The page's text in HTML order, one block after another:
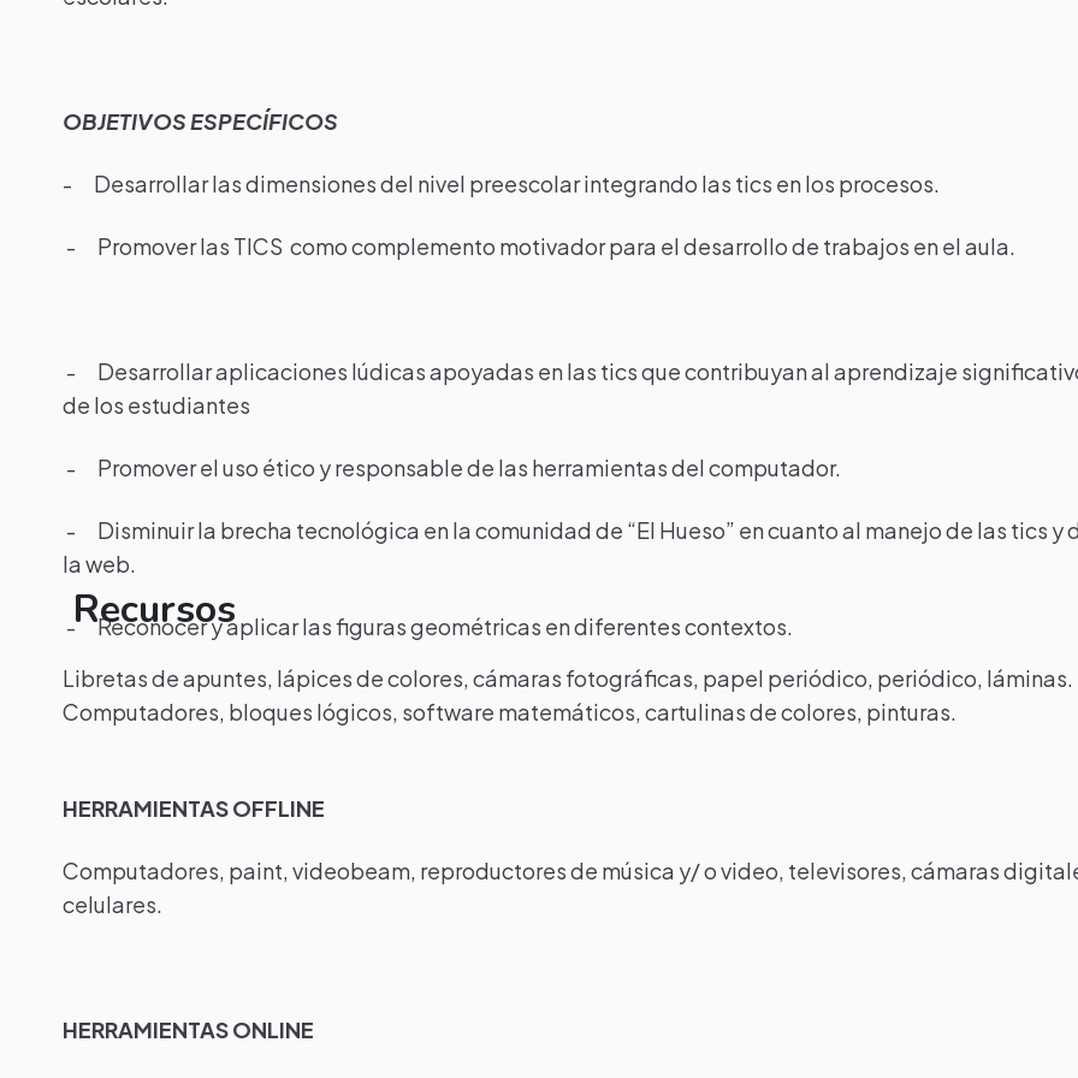
OBJETIVOS ESPECÍFICOS
- Desarrollar las dimensiones del nivel preescolar integrando las tics en los procesos.
- Promover las TICS como complemento motivador para el desarrollo de trabajos en el aula.
- Desarrollar aplicaciones lúdicas apoyadas en las tics que contribuyan al aprendizaje
de los estudiantes
- Promover el uso ético y responsable de las herramientas del computador.
- Disminuir la brecha tecnológica en la comunidad de “El Hueso” en cuanto al manejo de las tics y
la web.
- Reconocer y aplicar las figuras geométricas en diferentes contextos.
Recursos
Libretas de apuntes, lápices de colores, cámaras fotográficas, papel periódico, periódico, láminas.
Computadores, bloques lógicos, software matemáticos, cartulinas de colores, pinturas.
HERRAMIENTAS OFFLINE
Computadores, paint, videobeam, reproductores de música y/ o video, televisores, cámaras
celulares.
HERRAMIENTAS ONLINE